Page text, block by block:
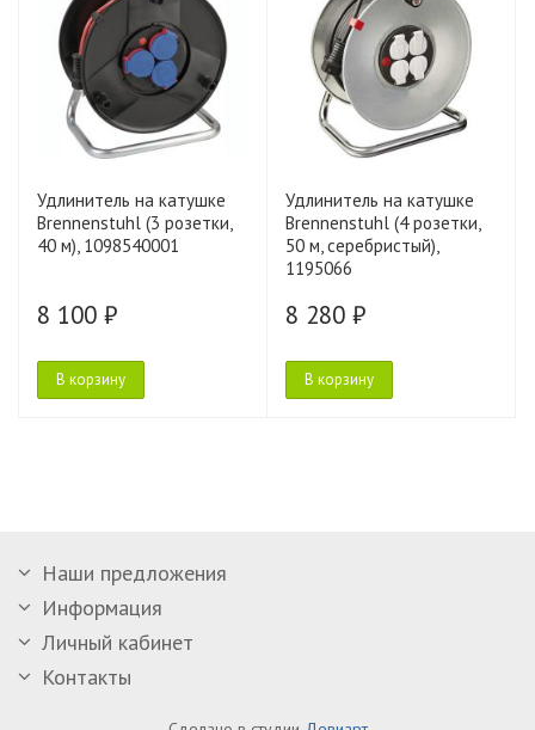
Удлинитель на катушке
Brennenstuhl (3 розетки,
40 м), 1098540001
8 100 ₽
В корзину
Удлинитель на катушке
Brennenstuhl (4 розетки,
50 м, серебристый),
1195066
8 280 ₽
В корзину
Наши предложения
Информация
Личный кабинет
Контакты